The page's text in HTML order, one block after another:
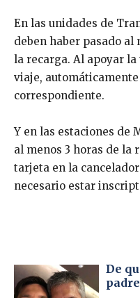
En las unidades de
deben haber pasado al
la recarga. Al apoyar
viaje,
correspondiente.
Y en las estaciones de
al menos 3 horas de la
tarjeta en la
necesario estar
De